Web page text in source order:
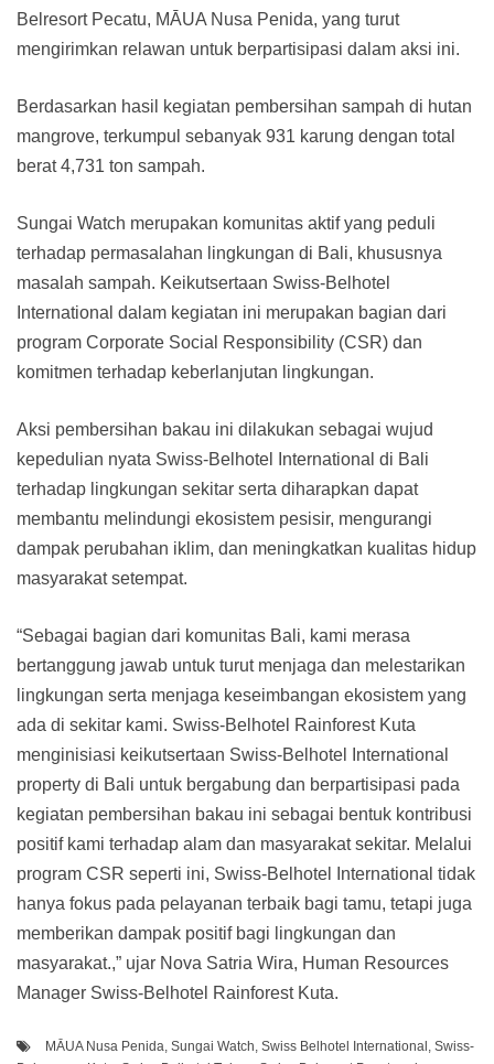
Belresort Pecatu, MĀUA Nusa Penida, yang turut
mengirimkan relawan untuk berpartisipasi dalam aksi ini.
Berdasarkan hasil kegiatan pembersihan sampah di hutan
mangrove, terkumpul sebanyak 931 karung dengan total
berat 4,731 ton sampah.
Sungai Watch merupakan komunitas aktif yang peduli
terhadap permasalahan lingkungan di Bali, khususnya
masalah sampah. Keikutsertaan Swiss-Belhotel
International dalam kegiatan ini merupakan bagian dari
program Corporate Social Responsibility (CSR) dan
komitmen terhadap keberlanjutan lingkungan.
Aksi pembersihan bakau ini dilakukan sebagai wujud
kepedulian nyata Swiss-Belhotel International di Bali
terhadap lingkungan sekitar serta diharapkan dapat
membantu melindungi ekosistem pesisir, mengurangi
dampak perubahan iklim, dan meningkatkan kualitas hidup
masyarakat setempat.
“Sebagai bagian dari komunitas Bali, kami merasa
bertanggung jawab untuk turut menjaga dan melestarikan
lingkungan serta menjaga keseimbangan ekosistem yang
ada di sekitar kami. Swiss-Belhotel Rainforest Kuta
menginisiasi keikutsertaan Swiss-Belhotel International
property di Bali untuk bergabung dan berpartisipasi pada
kegiatan pembersihan bakau ini sebagai bentuk kontribusi
positif kami terhadap alam dan masyarakat sekitar. Melalui
program CSR seperti ini, Swiss-Belhotel International tidak
hanya fokus pada pelayanan terbaik bagi tamu, tetapi juga
memberikan dampak positif bagi lingkungan dan
masyarakat.,” ujar Nova Satria Wira, Human Resources
Manager Swiss-Belhotel Rainforest Kuta.
MĀUA Nusa Penida Sungai Watch Swiss Belhotel International Swiss-